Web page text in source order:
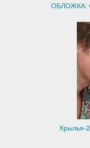
ОБЛОЖКА:
Крылья-